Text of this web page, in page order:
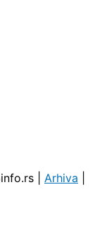
| Arhiva